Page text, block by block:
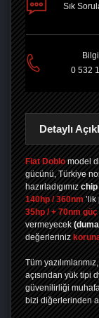
Sık
0 532
Detaylı
Fiat Doblo model
gücünü, Türkiye
hazırladıgımız chip
140hp / 360nm
35hp / + 70nm güç
vermeyecek
değerleriniz
Tüm
açısından yük tipi
güvenilirliği
bizi diğerlerinden